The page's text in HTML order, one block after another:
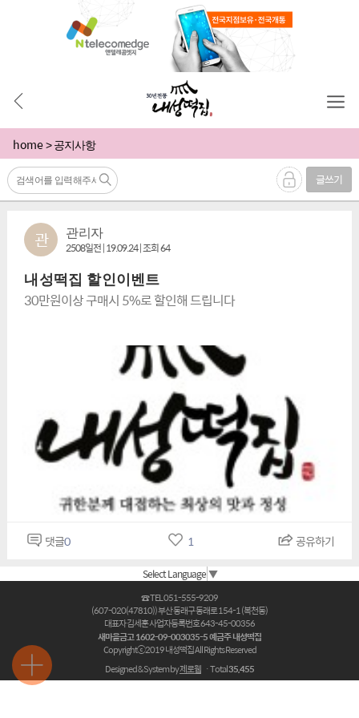
home> 공지사항
글쓰기
관 관리자
2508일전 | 19.09.24 | 조회 64
내성떡집 할인이벤트
30만원이상 구매시 5%로 할인해 드립니다
댓글0 1 공유하기
Select Language▼
☎ TEL 051-555-9209
(607-020(47810)) 부산 동래구 동래로 154-1 (복천동)
대표자 김세훈 사업자등록번호 643-45-00356
새마을금고 1602-09-003035-5 예금주 내성떡집
Copyrightⓒ2019 내성떡집 All Rights Reserved
Designed & System by제로웹 ㆍTotal35,455